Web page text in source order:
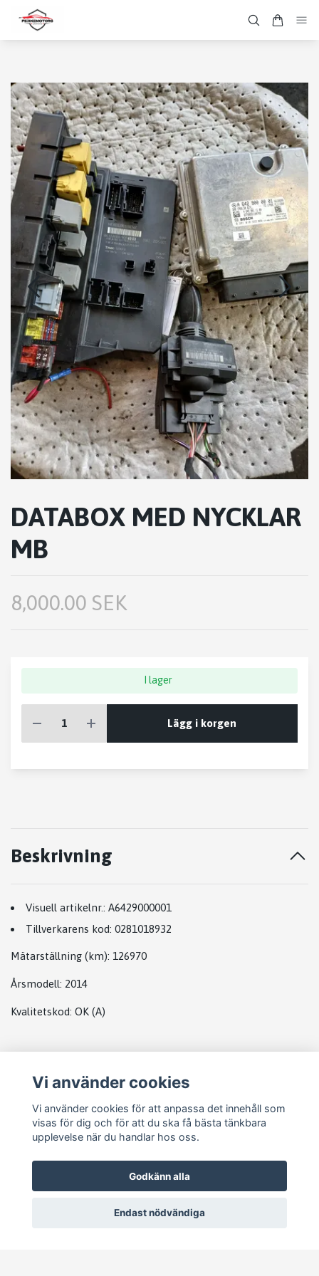
DATABOX MED NYCKLAR
MB
8,000.00 SEK
I lager
Lägg i korgen
Beskrivning
Visuell artikelnr.: A6429000001
Tillverkarens kod: 0281018932
Mätarställning (km): 126970
Årsmodell: 2014
Kvalitetskod: OK (A)
Vi använder cookies
Vi använder cookies för att anpassa det innehåll som
visas för dig och för att du ska få bästa tänkbara
upplevelse när du handlar hos oss.
Godkänn alla
Endast nödvändiga